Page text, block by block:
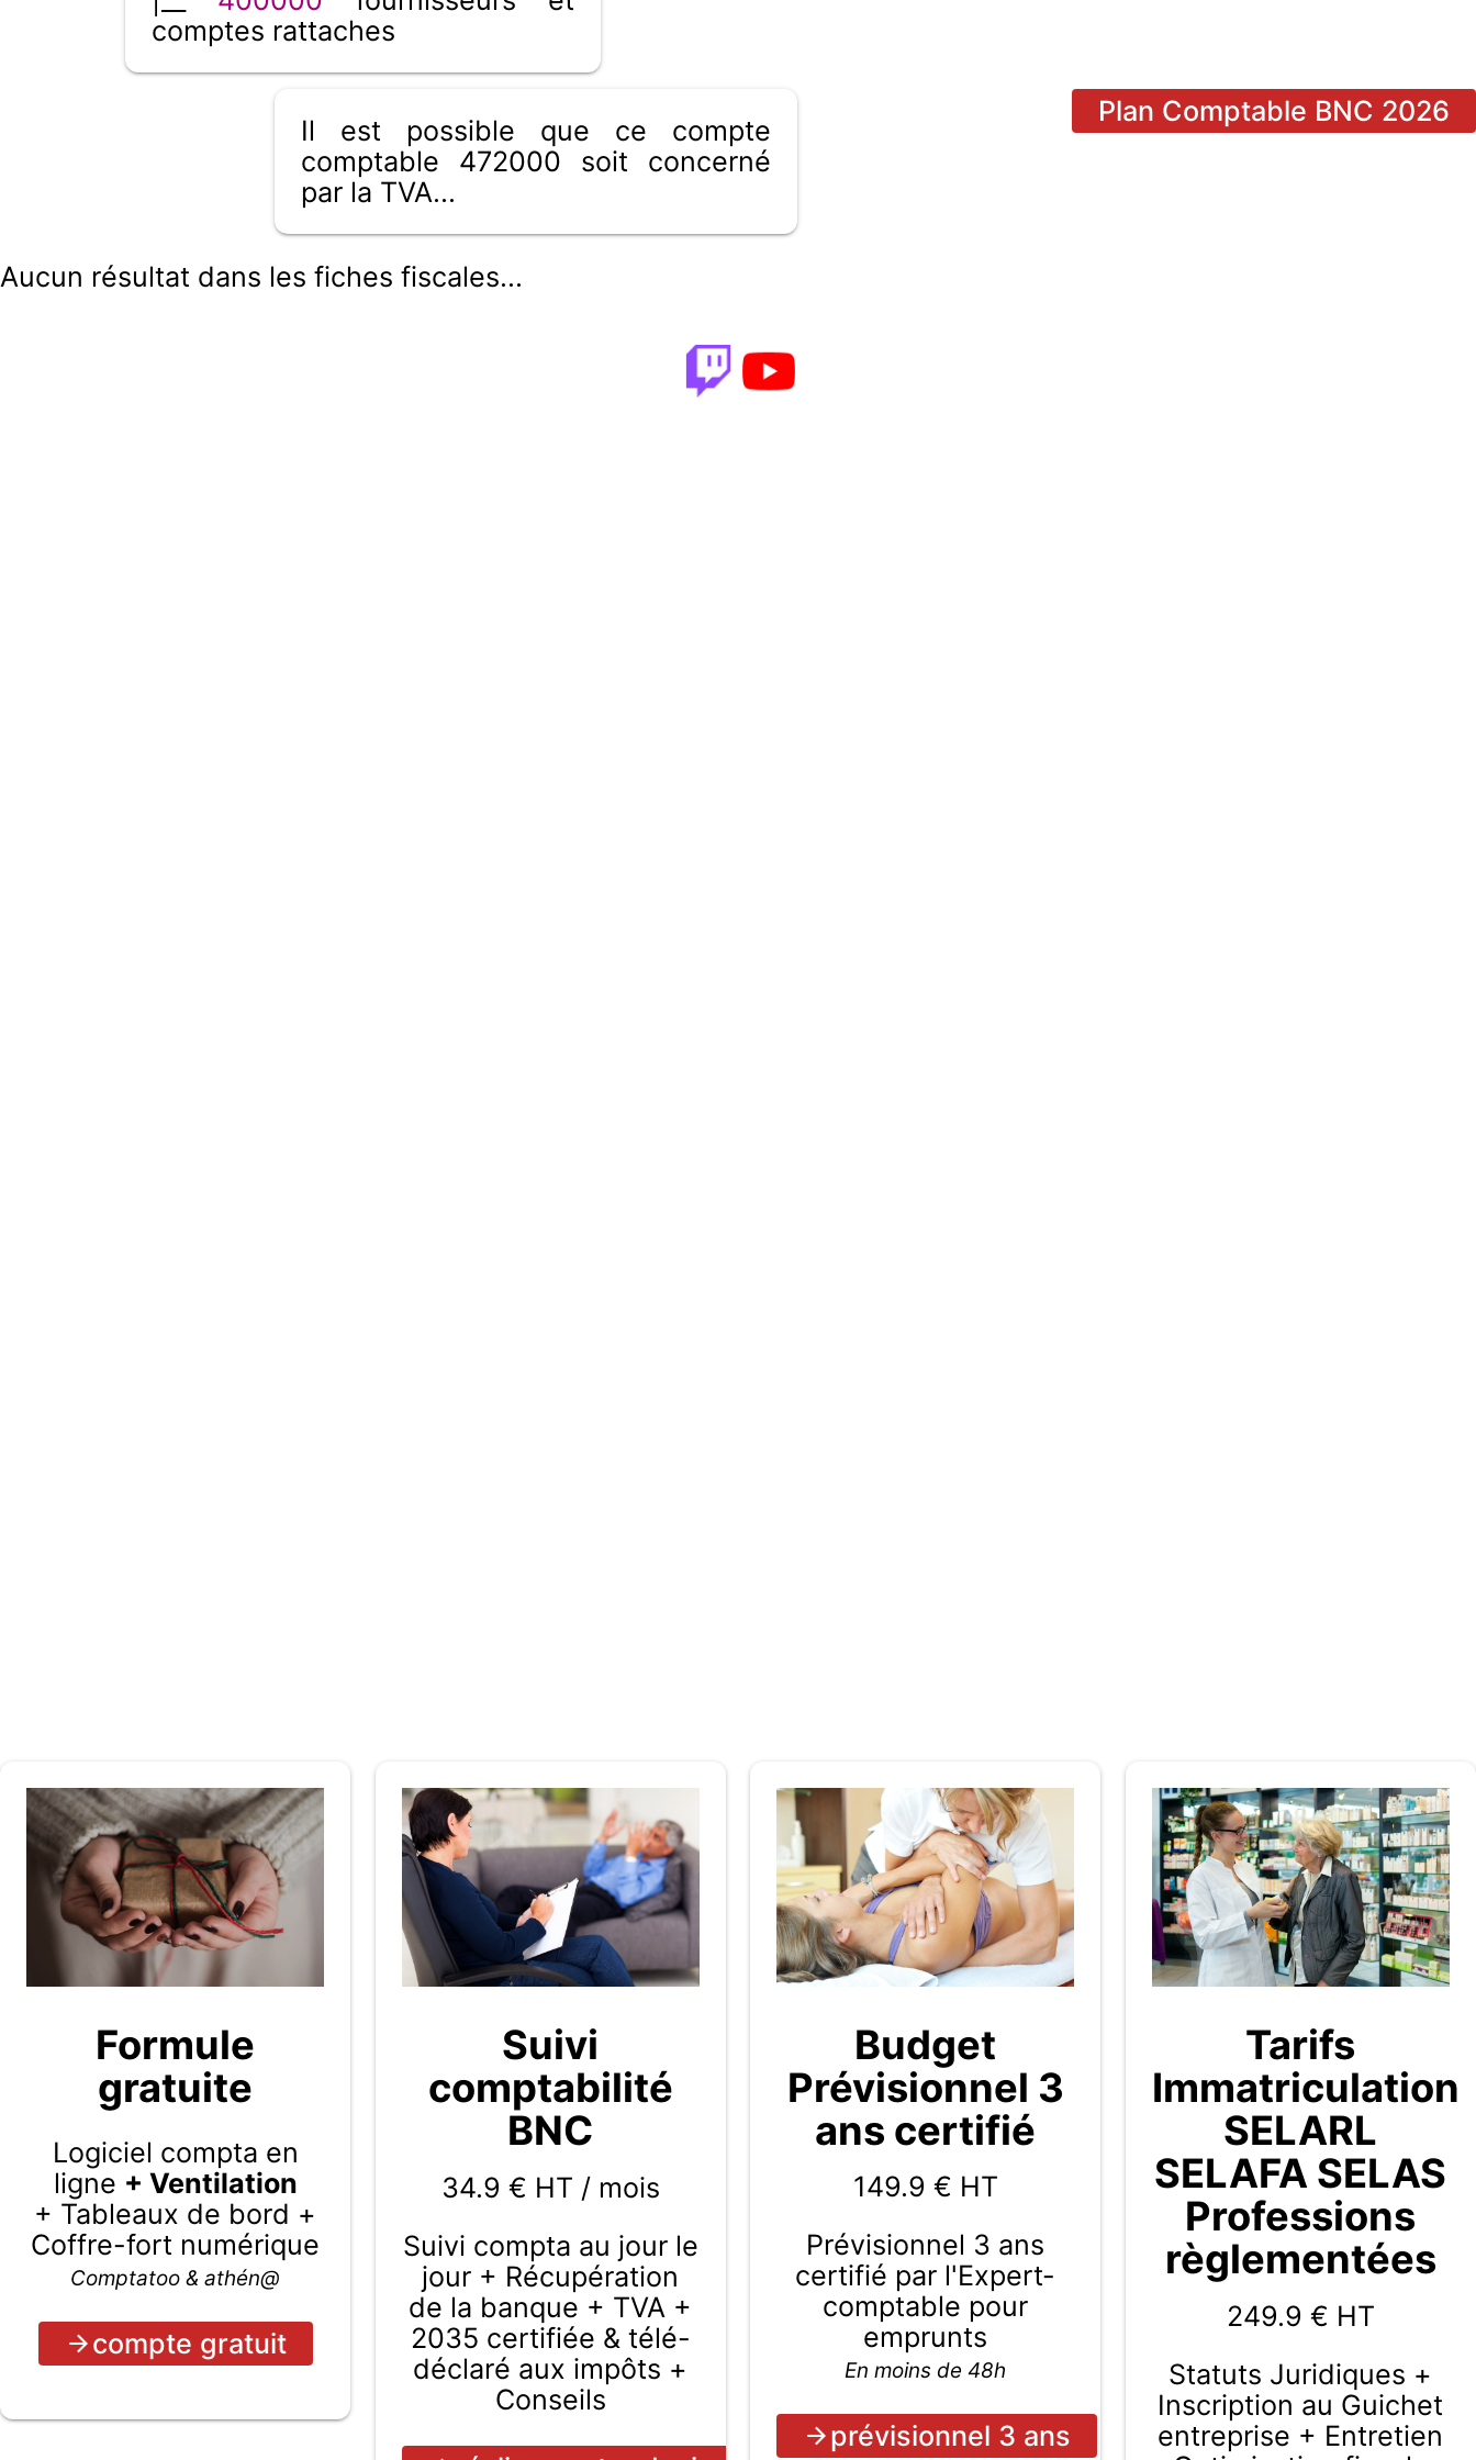
comptes rattaches
Plan Comptable BNC 2026
Il est possible que ce compte
comptable 472000 soit concerné
par la TVA...
Aucun résultat dans les fiches fiscales...
Formule
gratuite
Logiciel compta en
ligne + Ventilation
+ Tableaux de bord +
Coffre-fort numérique
Comptatoo & athén@
compte gratuit
Suivi
comptabilité
BNC
34.9 € HT / mois
Suivi compta au jour le
jour + Récupération
de la banque + TVA +
2035 certifiée & télé-
déclaré aux impôts +
Conseils
Budget
Prévisionnel 3
ans certifié
149.9 € HT
Prévisionnel 3 ans
certifié par l'Expert-
comptable pour
emprunts
En moins de 48h
prévisionnel 3 ans
Tarifs
Immatriculation
SELARL
SELAFA SELAS
Professions
règlementées
249.9 € HT
Statuts Juridiques +
Inscription au Guichet
entreprise + Entretien